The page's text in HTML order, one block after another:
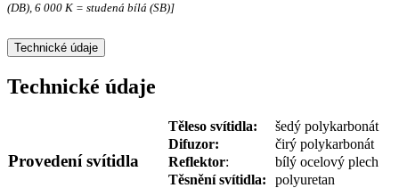
(DB), 6 000 K = studená bílá (SB)]
Technické údaje
Technické údaje
Provedení svítidla
Těleso svítidla:
šedý polykarbonát
Difuzor:
čirý polykarbonát
Reflektor:
bílý ocelový plech
Těsnění svítidla:
polyuretan